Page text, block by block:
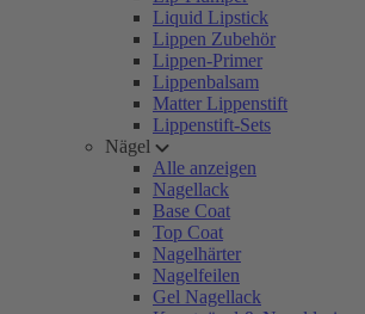
Liquid Lipstick
Lippen Zubehör
Lippen-Primer
Lippenbalsam
Matter Lippenstift
Lippenstift-Sets
Nägel
Alle anzeigen
Nagellack
Base Coat
Top Coat
Nagelhärter
Nagelfeilen
Gel Nagellack